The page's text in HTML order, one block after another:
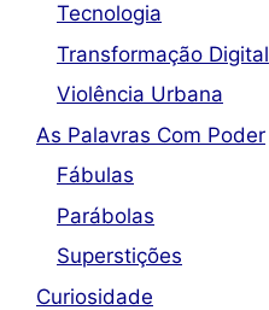
Tecnologia
Transformação Digital
Violência Urbana
As Palavras Com Poder
Fábulas
Parábolas
Superstições
Curiosidade